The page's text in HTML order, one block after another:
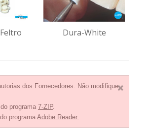
Dura-White
dos Fornecedores. Não modifique
programa 7-ZIP.
programaAdobe Reader.